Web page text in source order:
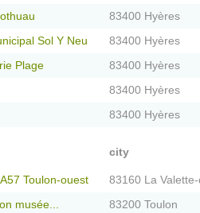
83400 Hyères
Sol Y Neu 83400 Hyères
Plage 83400 Hyères
83400 Hyères
83400 Hyères
city
Toulon-ouest 83160 La
musée... 83200 Toulon